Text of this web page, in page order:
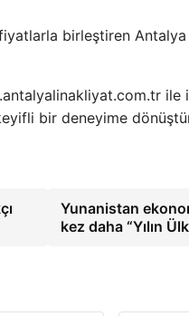
birleştiren
bir deneyime
Yunanistan
kez daha “Yılın